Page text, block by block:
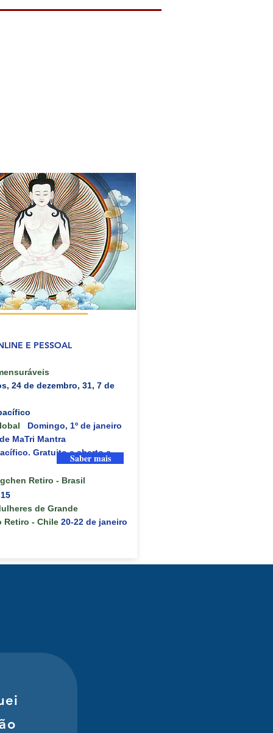
E PESSOAL
24 de dezembro, 31, 7 de
Domingo, 1º de janeiro
MaTri Mantra
Gratuito e aberto a
Retiro - Brasil
de Grande
Retiro - Chile 20-22 de janeiro
Saber mais